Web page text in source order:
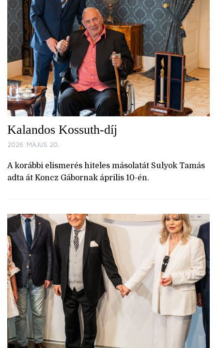
Kalandos Kossuth-díj
2026. MÁJUS 20.
A korábbi elismerés hiteles másolatát Sulyok Tamás
adta át Koncz Gábornak április 10-én.